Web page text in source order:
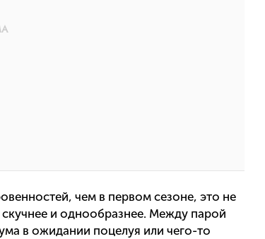
чем в первом сезоне, это не
скучнее и однообразнее. Между парой
в ожидании поцелуя или чего-то